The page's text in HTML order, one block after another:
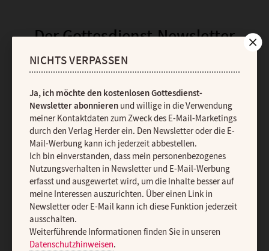
Der Gottesdienst-Newsletter
Ja, ich möchte den kostenlosen Gottesdienst-Newsletter
zum Zweck des E-Mail-Marketings durch den Verlag Herder ein.
Den Newsletter oder die E-Mail-Werbung kann ich jederzeit
abbestellen.
Ich bin einverstanden, dass mein personenbezogenes
Nutzungsverhalten in Newsletter und E-Mail-Werbung erfasst und
ausgewertet wird, um die Inhalte besser auf meine Interessen
auszurichten. Über einen Link in Newsletter oder E-Mail kann ich
diese Funktion jederzeit ausschalten.
Weiterführende Informationen finden Sie in unseren
Datenschutzhinweisen.
E-MAIL
NICHTS VERPASSEN
Ja, ich möchte den kostenlosen Gottesdienst-
Newsletter abonnierenund willige in die Verwendung
meiner Kontaktdaten zum Zweck des E-Mail-Marketings
durch den Verlag Herder ein. Den Newsletter oder die E-
Mail-Werbung kann ich jederzeit abbestellen.
Ich bin einverstanden, dass mein personenbezogenes
Nutzungsverhalten in Newsletter und E-Mail-Werbung
erfasst und ausgewertet wird, um die Inhalte besser auf
meine Interessen auszurichten. Über einen Link in
Newsletter oder E-Mail kann ich diese Funktion jederzeit
ausschalten.
Weiterführende Informationen finden Sie in unseren
Datenschutzhinweisen.